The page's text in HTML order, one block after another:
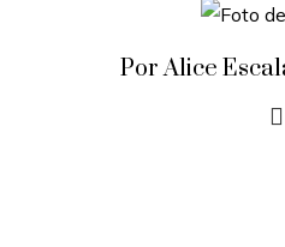
Por Alice